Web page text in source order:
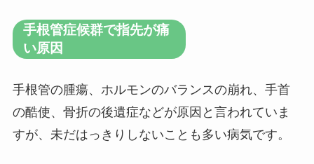
手根管症候群で指先が痛
い原因
手根管の腫瘍、ホルモンのバランスの崩れ、手首
の酷使、骨折の後遺症などが原因と言われていま
すが、未だはっきりしないことも多い病気です。